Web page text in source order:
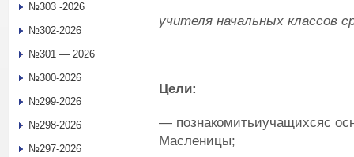
учителя начальных классов
Цели:
— познакомитьиучащихсяс
Масленицы;
№303 -2026
№302-2026
№301 — 2026
№300-2026
№299-2026
№298-2026
№297-2026